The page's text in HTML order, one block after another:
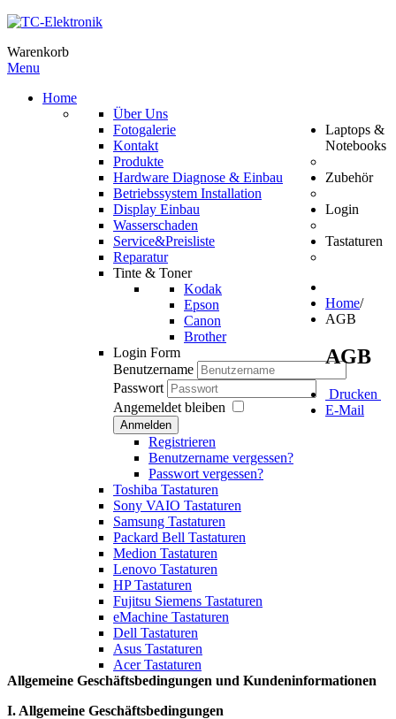
Warenkorb
Menu
Home
Über Uns
Fotogalerie
Kontakt
Produkte
Hardware Diagnose & Einbau
Betriebssystem Installation
Display Einbau
Wasserschaden
Service&Preisliste
Laptops &
Notebooks
Reparatur
Zubehör
Tinte & Toner
Kodak
Epson
Canon
Brother
Login
Login Form
Benutzername
Passwort
Angemeldet bleiben
Anmelden
Registrieren
Benutzername vergessen?
Passwort vergessen?
Tastaturen
Toshiba Tastaturen
Sony VAIO Tastaturen
Samsung Tastaturen
Packard Bell Tastaturen
Medion Tastaturen
Lenovo Tastaturen
HP Tastaturen
Fujitsu Siemens Tastaturen
eMachine Tastaturen
Dell Tastaturen
Asus Tastaturen
Acer Tastaturen
Home/
AGB
AGB
Drucken
E-Mail
Allgemeine Geschäftsbedingungen und Kundeninformationen
I. Allgemeine Geschäftsbedingungen